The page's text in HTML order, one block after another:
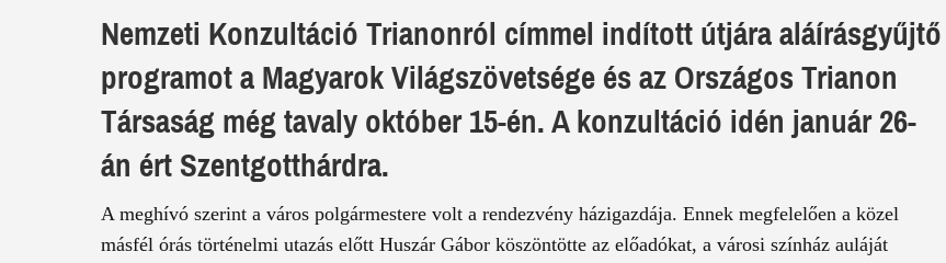
Nemzeti Konzultáció Trianonról címmel indított útjára aláírásgyűjtő
programot a Magyarok Világszövetsége és az Országos Trianon
Társaság még tavaly október 15-én. A konzultáció idén január 26-
án ért Szentgotthárdra.
A meghívó szerint a város polgármestere volt a rendezvény házigazdája. Ennek megfelelően a közel
másfél órás történelmi utazás előtt Huszár Gábor köszöntötte az előadókat, a városi színház auláját